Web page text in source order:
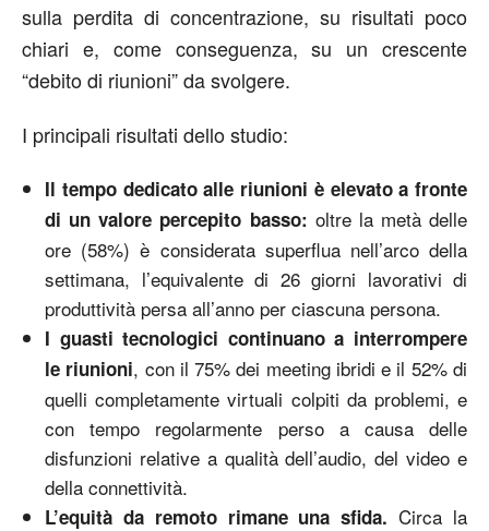
sulla perdita di concentrazione, su risultati poco
chiari e, come conseguenza, su un crescente
“debito di riunioni” da svolgere.
I principali risultati dello studio:
Il tempo dedicato alle riunioni è elevato a fronte
di un valore percepito basso: oltre la metà delle
ore (58%) è considerata superflua nell’arco della
settimana, l’equivalente di 26 giorni lavorativi di
produttività persa all’anno per ciascuna persona.
I guasti tecnologici continuano a interrompere
le riunioni, con il 75% dei meeting ibridi e il 52% di
quelli completamente virtuali colpiti da problemi, e
con tempo regolarmente perso a causa delle
disfunzioni relative a qualità dell’audio, del video e
della connettività.
L’equità da remoto rimane una sfida. Circa la